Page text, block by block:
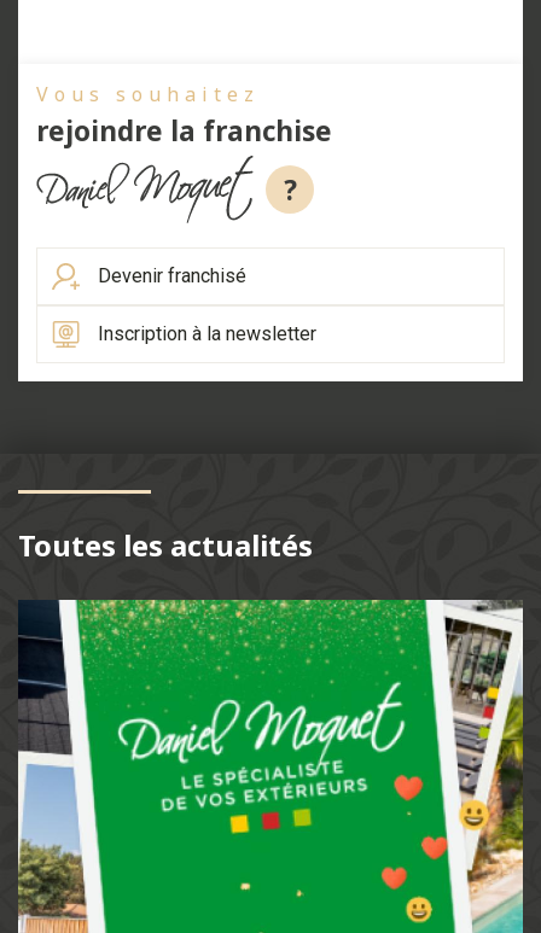
Vous souhaitez
rejoindre la franchise
?
Devenir franchisé
Inscription à la newsletter
Toutes les actualités